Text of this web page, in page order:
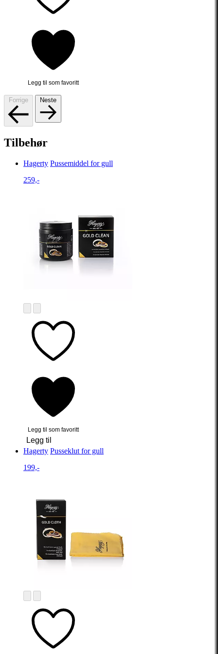
Legg til som favoritt
Forrige Neste
Tilbehør
Hagerty Pussemiddel for gull
259,-
Legg til som favoritt
Legg til
Hagerty Pusseklut for gull
199,-